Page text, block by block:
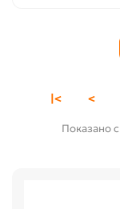
|< <
Показано